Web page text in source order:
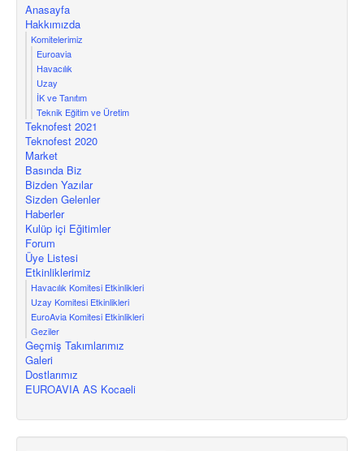
Anasayfa
Hakkımızda
Komitelerimiz
Euroavia
Havacılık
Uzay
İK ve Tanıtım
Teknik Eğitim ve Üretim
Teknofest 2021
Teknofest 2020
Market
Basında Biz
Bizden Yazılar
Sizden Gelenler
Haberler
Kulüp içi Eğitimler
Forum
Üye Listesi
Etkinliklerimiz
Havacılık Komitesi Etkinlikleri
Uzay Komitesi Etkinlikleri
EuroAvia Komitesi Etkinlikleri
Geziler
Geçmiş Takımlarımız
Galeri
Dostlarımız
EUROAVIA AS Kocaeli